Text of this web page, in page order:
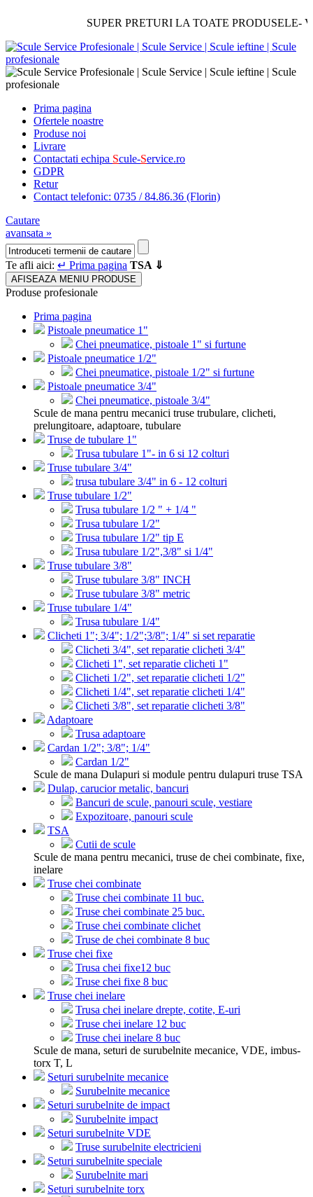
SUPER PRETURI LA TOATE PRODUSELE-
Prima pagina
Ofertele noastre
Produse noi
Livrare
Contactati echipa Scule-Service.ro
GDPR
Retur
Contact telefonic: 0735 / 84.86.36 (Florin)
Cautare
avansata »
Te afli aici: ↵ Prima pagina TSA ⇓
AFISEAZA MENIU PRODUSE
Produse profesionale
Prima pagina
Pistoale pneumatice 1"
Chei pneumatice, pistoale 1" si furtune
Pistoale pneumatice 1/2"
Chei pneumatice, pistoale 1/2" si furtune
Pistoale pneumatice 3/4"
Chei pneumatice, pistoale 3/4"
Scule de mana pentru mecanici truse trubulare, clicheti,
prelungitoare, adaptoare, tubulare
Truse de tubulare 1"
Trusa tubulare 1"- in 6 si 12 colturi
Truse tubulare 3/4"
trusa tubulare 3/4" in 6 - 12 colturi
Truse tubulare 1/2"
Trusa tubulare 1/2 " + 1/4 "
Trusa tubulare 1/2"
Trusa tubulare 1/2" tip E
Trusa tubulare 1/2",3/8" si 1/4"
Truse tubulare 3/8"
Truse tubulare 3/8" INCH
Truse tubulare 3/8" metric
Truse tubulare 1/4"
Trusa tubulare 1/4"
Clicheti 1"; 3/4"; 1/2";3/8"; 1/4" si set reparatie
Clicheti 3/4", set reparatie clicheti 3/4"
Clicheti 1", set reparatie clicheti 1"
Clicheti 1/2", set reparatie clicheti 1/2"
Clicheti 1/4", set reparatie clicheti 1/4"
Clicheti 3/8", set reparatie clicheti 3/8"
Adaptoare
Trusa adaptoare
Cardan 1/2"; 3/8"; 1/4"
Cardan 1/2"
Scule de mana Dulapuri si module pentru dulapuri truse TSA
Dulap, carucior metalic, bancuri
Bancuri de scule, panouri scule, vestiare
Expozitoare, panouri scule
TSA
Cutii de scule
Scule de mana pentru mecanici, truse de chei combinate, fixe,
inelare
Truse chei combinate
Truse chei combinate 11 buc.
Truse chei combinate 25 buc.
Truse chei combinate clichet
Truse de chei combinate 8 buc
Truse chei fixe
Trusa chei fixe12 buc
Truse chei fixe 8 buc
Truse chei inelare
Trusa chei inelare drepte, cotite, E-uri
Truse chei inelare 12 buc
Truse chei inelare 8 buc
Scule de mana, seturi de surubelnite mecanice, VDE, imbus-
torx T, L
Seturi surubelnite mecanice
Surubelnite mecanice
Seturi surubelnite de impact
Surubelnite impact
Seturi surubelnite VDE
Truse surubelnite electricieni
Seturi surubelnite speciale
Surubelnite mari
Seturi surubelnite torx